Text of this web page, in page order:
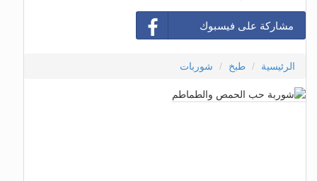
مشاركة على فيسبوك
الرئيسية طبخ شوربات